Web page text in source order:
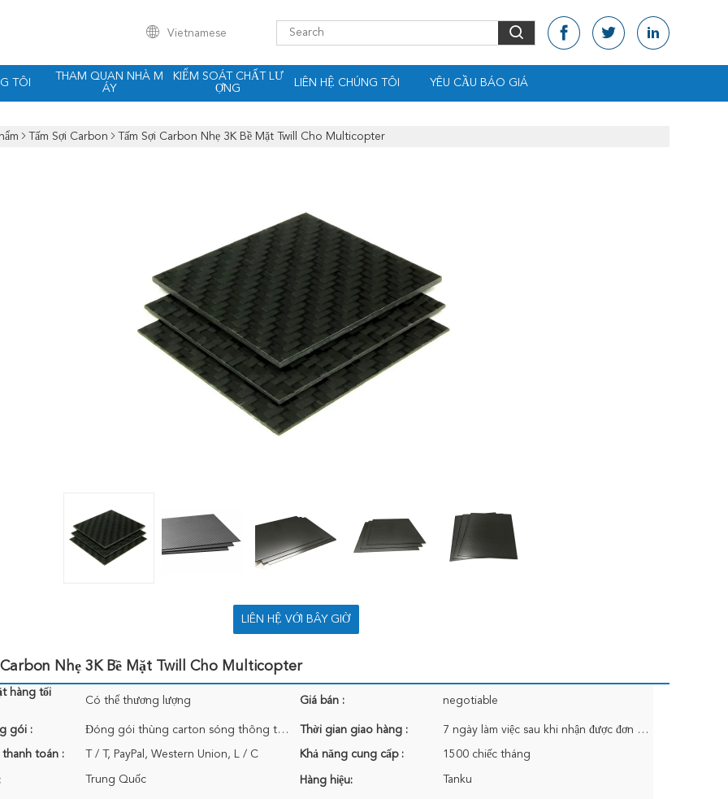
Vietnamese
TÔI
THAM QUAN NHÀ M
ÁY
KIỂM SOÁT CHẤT LƯ
ỢNG
LIÊN HỆ CHÚNG TÔI YÊU CẦU BÁO GIÁ
Tấm Sợi Carbon Tấm Sợi Carbon Nhẹ 3K Bề Mặt Twill Cho Multicopter
LIÊN HỆ VỚI BÂY GIỜ
Nhẹ 3K Bề Mặt Twill Cho Multicopter
hàng tối
Có thể thương lượng Giá bán : negotiable
gói : Đóng gói thùng carton sóng thông thường cho lô hàng quốc tế Thời gian giao hàng : 7 ngày làm việc sau khi nhận được đơn hàng Thanh toán
toán : T / T, PayPal, Western Union, L / C Khả năng cung cấp : 1500 chiếc tháng
Trung Quốc Hàng hiệu: Tanku